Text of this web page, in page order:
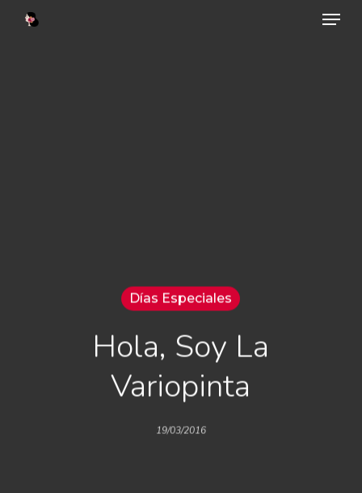
Menu
Días Especiales
Hola, Soy La
Variopinta
19/03/2016